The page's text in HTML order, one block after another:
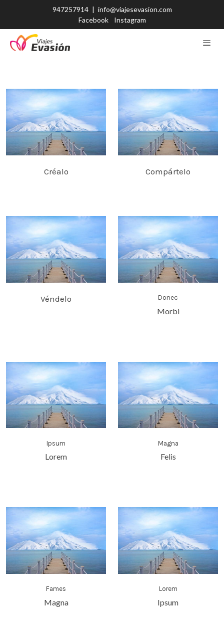
947257914 | info@viajesevasion.com
Facebook
Instagram
Créalo Compártelo
Véndelo Donec
Morbi
Ipsum
Lorem
Magna
Felis
Fames
Magna
Lorem
Ipsum